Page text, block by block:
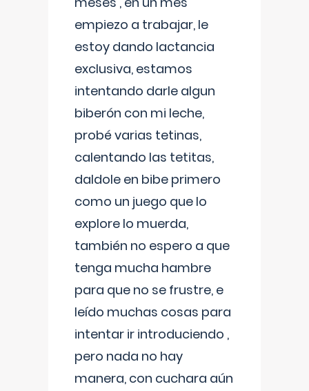
empiezo a trabajar, le
estoy dando lactancia
exclusiva, estamos
intentando darle algun
biberón con mi leche,
probé varias tetinas,
calentando las tetitas,
daldole en bibe primero
como un juego que lo
explore lo muerda,
también no espero a que
tenga mucha hambre
para que no se frustre, e
leído muchas cosas para
intentar ir introduciendo ,
pero nada no hay
manera, con cuchara aún